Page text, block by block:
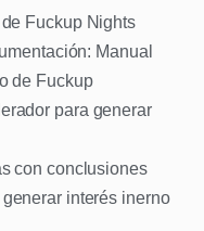
Fuckup Nights
Manual
de Fuckup
para generar
con conclusiones
interés inerno